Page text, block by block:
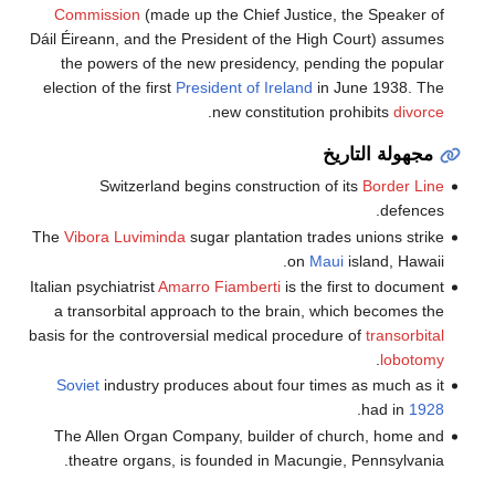
Commission (made up the Chief Justice, the Speaker of
Dáil Éireann, and the President of the High Court) assumes
the powers of the new presidency, pending the popular
election of the first President of Ireland in June 1938. The
new constitution prohibits divorce
مجهولة التاريخ
Switzerland begins construction of its Border Line
defences.
The Vibora Luviminda sugar plantation trades unions strike
on Mauiisland, Hawaii.
Italian psychiatristAmarro Fiambertiis the first to document
a transorbital approach to the brain, which becomes the
basis for the controversial medical procedure of transorbital
lobotomy
Sovietindustry produces about four times as much as it
had in 1928
.
The Allen Organ Company, builder of church, home and
theatre organs, is founded in Macungie, Pennsylvania.